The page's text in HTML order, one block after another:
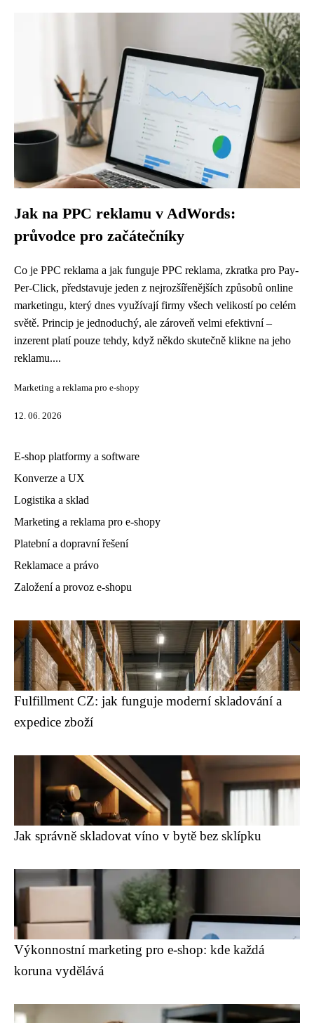
Jak na PPC reklamu v AdWords:
průvodce pro začátečníky
Co je PPC reklama a jak funguje PPC reklama, zkratka pro Pay-
Per-Click, představuje jeden z nejrozšířenějších způsobů online
marketingu, který dnes využívají firmy všech velikostí po celém
světě. Princip je jednoduchý, ale zároveň velmi efektivní –
inzerent platí pouze tehdy, když někdo skutečně klikne na jeho
reklamu....
Marketing a reklama pro e-shopy
12. 06. 2026
E-shop platformy a software
Konverze a UX
Logistika a sklad
Marketing a reklama pro e-shopy
Platební a dopravní řešení
Reklamace a právo
Založení a provoz e-shopu
Fulfillment CZ: jak funguje moderní skladování a
expedice zboží
Jak správně skladovat víno v bytě bez sklípku
Výkonnostní marketing pro e-shop: kde každá
koruna vydělává